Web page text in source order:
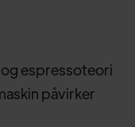
espressoteori
påvirker